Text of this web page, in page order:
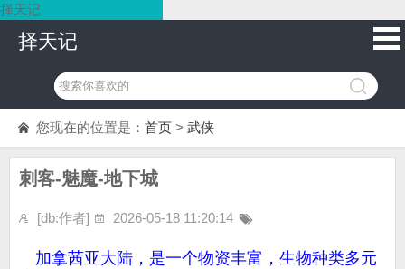
择天记
择天记
您现在的位置是： 首页 > 武侠
刺客-魅魔-地下城
[db:作者] 2026-05-18 11:20:14
加拿茜亚大陆，是一个物资丰富，生物种类多元